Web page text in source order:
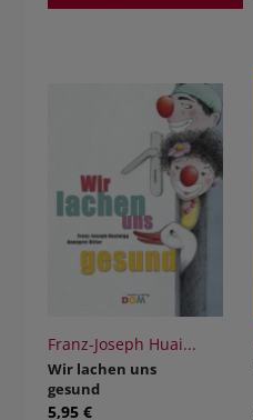
Franz-Joseph Huai...
Wir lachen uns
gesund
5,95 €